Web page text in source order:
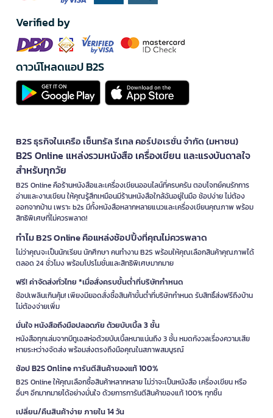
Verified by
ดาวน์โหลดแอป B2S
B2S ธุรกิจในเครือ เซ็นทรัล รีเทล คอร์ปอเรชั่น จำกัด (มหาชน)
B2S Online แหล่งรวมหนังสือ เครื่องเขียน และแรงบันดาลใจ
สำหรับทุกวัย
B2S Online คือร้านหนังสือและเครื่องเขียนออนไลน์ที่ครบครัน ตอบโจทย์คนรักการ
อ่านและงานเขียน ให้คุณรู้สึกเหมือนมีร้านหนังสือใกล้ฉันอยู่ในมือ ช้อปง่าย ไม่ต้อง
ออกจากบ้าน เพราะ b2s มีทั้งหนังสือหลากหลายแนวและเครื่องเขียนคุณภาพ พร้อม
สิทธิพิเศษที่ไม่ควรพลาด!
ทำไม B2S Online คือแหล่งช้อปปิ้งที่คุณไม่ควรพลาด
ไม่ว่าคุณจะเป็นนักเรียน นักศึกษา คนทำงาน B2S พร้อมให้คุณเลือกสินค้าคุณภาพได้
ตลอด 24 ชั่วโมง พร้อมโปรโมชั่นและสิทธิพิเศษมากมาย
ฟรี! ค่าจัดส่งทั่วไทย *เมื่อสั่งครบขั้นต่ำที่บริษัทกำหนด
ช้อปเพลินเกินคุ้ม! เพียงมียอดสั่งซื้อสินค้าขั้นต่ำที่บริษัทกำหนด รับสิทธิ์ส่งฟรีถึงบ้าน
ไม่ต้องจ่ายเพิ่ม
มั่นใจ หนังสือถึงมือปลอดภัย ด้วยบับเบิ้ล 3 ชั้น
หนังสือทุกเล่มจากบีทูเอสห่อด้วยบับเบิ้ลหนาแน่นถึง 3 ชั้น หมดกังวลเรื่องความเสีย
หายระหว่างจัดส่ง พร้อมส่งตรงถึงมือคุณในสภาพสมบูรณ์
ช้อป B2S Online การันตีสินค้าของแท้ 100%
B2S Online ให้คุณเลือกซื้อสินค้าหลากหลาย ไม่ว่าจะเป็นหนังสือ เครื่องเขียน หรือ
อื่นๆ อีกมากมายได้อย่างมั่นใจ ด้วยการการันตีสินค้าของแท้ 100% ทุกชิ้น
เปลี่ยน/คืนสินค้าง่าย ภายใน 14 วัน